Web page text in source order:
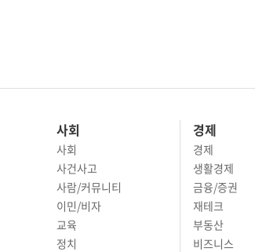
사회
사회
사건사고
사람/커뮤니티
이민/비자
교육
정치
경제
경제
생활경제
금융/증권
재테크
부동산
비즈니스